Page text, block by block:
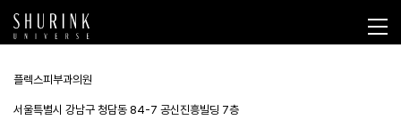
플렉스피부과의원
서울특별시 강남구 청담동 84-7 공신진흥빌딩 7층